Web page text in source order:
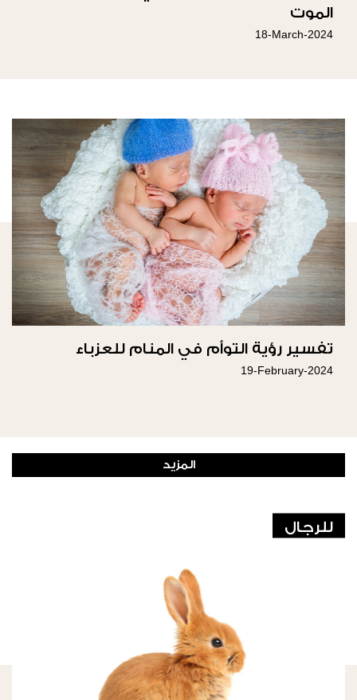
الموت
18-March-2024
تفسير رؤية التوأم في المنام للعزباء
19-February-2024
المزيد
للرجال